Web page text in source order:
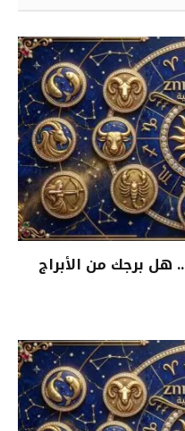
حظك اليوم الجمعة 7 آب 2026.. هل برجك من الأبراج